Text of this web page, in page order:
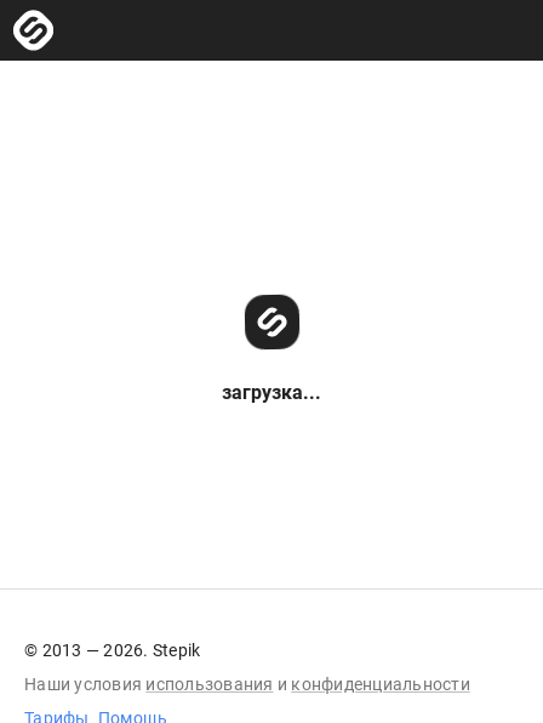
загрузка...
© 2013 — 2026. Stepik
Наши условия использования и конфиденциальности
Тарифы
Помощь